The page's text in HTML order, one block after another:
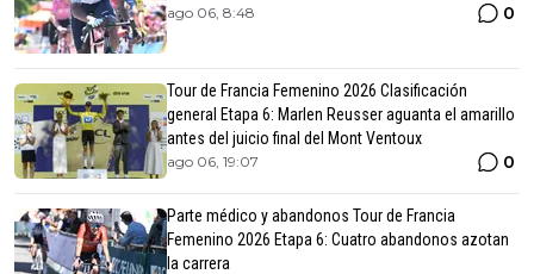
ago 06, 8:48 0
Tour de Francia Femenino 2026 Clasificación
general Etapa 6: Marlen Reusser aguanta el amarillo
antes del juicio final del Mont Ventoux
ago 06, 19:07 0
Parte médico y abandonos Tour de Francia
Femenino 2026 Etapa 6: Cuatro abandonos azotan
la carrera